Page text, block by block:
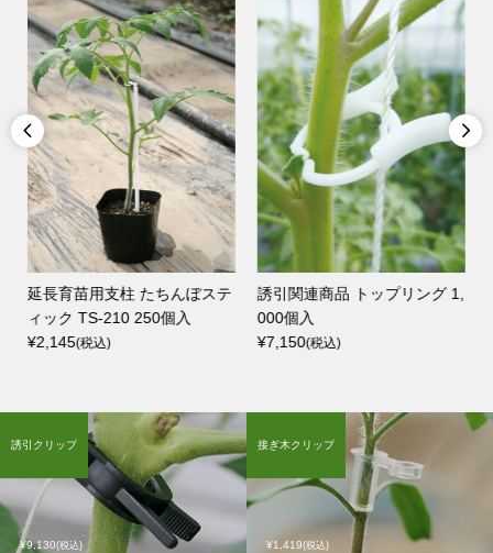

延長育苗用支柱 たちんぼステ
ィック TS-210 250個入
¥2,145(税込)
誘引関連商品 トップリング 1,
000個入
¥7,150(税込)

¥9,130(税込)
誘引クリップ
¥1,419(税込)
接ぎ木クリップ